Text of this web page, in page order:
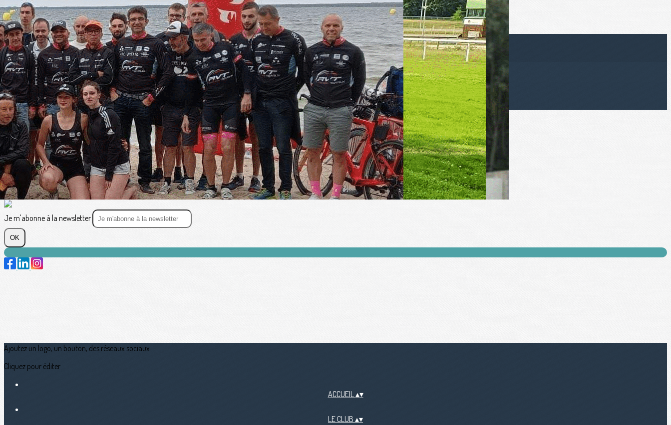
Exporter les lignes sélectionnées
Exporter toutes les colonnes
Exporter uniquement les colonnes affichées
Menu
<
>
Vie du Club
Résultats et CR des courses
?>
Images de la page d'accueil
Cliquez pour éditer
Texte, bouton et/ou inscription à la newsletter
Cliquez pour éditer
Je m'abonne à la newsletter
OK
Ajoutez un logo, un bouton, des réseaux sociaux
Cliquez pour éditer
ACCUEIL▴▾
LE CLUB ▴▾